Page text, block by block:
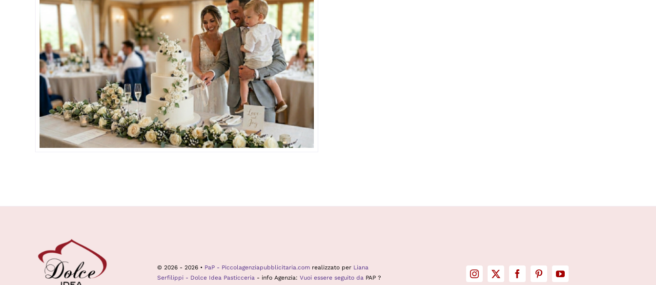
© 2026 - 2026 • PaP - Piccolagenziapubblicitaria.comrealizzato per Liana
Serfilippi - Dolce Idea Pasticceria - info Agenzia: Vuoi essere seguito da PAP ?